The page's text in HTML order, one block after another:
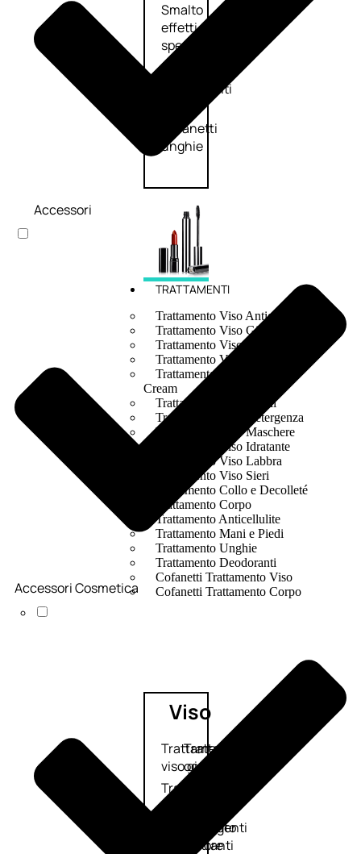
Smalto
effetti
speciali
Solvente
Trattamenti
unghie
Cofanetti
unghie
TRATTAMENTI
Trattamento Viso Antieta
Trattamento Viso Giorno
Trattamento Viso Notte
Trattamento Viso 24 Ore
Trattamento Viso Bb E Cc
Cream
Trattamento Viso Occhi
Trattamento Viso Detergenza
Trattamento Viso Maschere
Trattamento Viso Idratante
Trattamento Viso Labbra
Trattamento Viso Sieri
Trattamento Collo e Decolleté
Trattamento Corpo
Trattamento Anticellulite
Trattamento Mani e Piedi
Trattamento Unghie
Trattamento Deodoranti
Cofanetti Trattamento Viso
Cofanetti Trattamento Corpo
Viso
Trattamento
viso giorno
Trattamento
viso notte
Trattamento
viso 24 ore
Trattamento
occhi
Trattamento
Detergenti
trattanti
Accessori
Accessori Cosmetica